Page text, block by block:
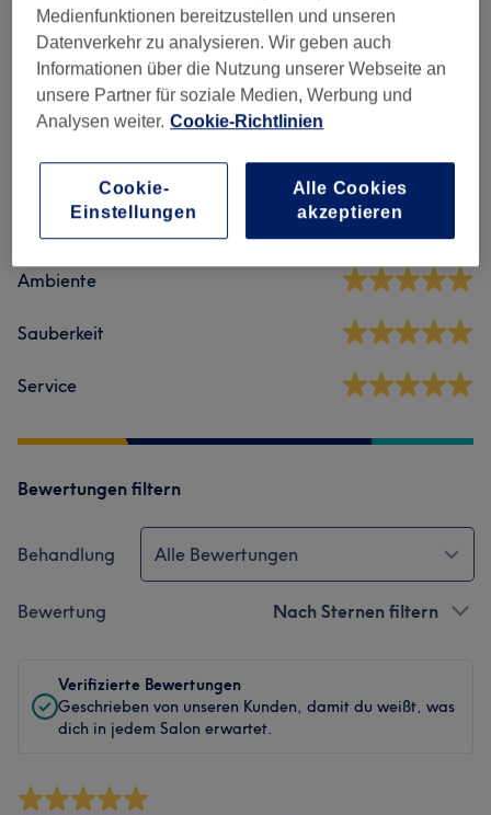
Nagelmodellage (2 ) ab 99 €
Salonbewertungen
4,9 1101 Bewertungen
Ambiente
Sauberkeit
Service
Bewertungen filtern
Behandlung Alle Bewertungen
Bewertung Nach Sternen filtern
Verifizierte Bewertungen
Geschrieben von unseren Kunden, damit du weißt, was
dich in jedem Salon erwartet.
Medienfunktionen bereitzustellen und unseren
Datenverkehr zu analysieren. Wir geben auch
Informationen über die Nutzung unserer Webseite an
unsere Partner für soziale Medien, Werbung und
Analysen weiter. Cookie-Richtlinien
Cookie-
Einstellungen
Alle Cookies
akzeptieren